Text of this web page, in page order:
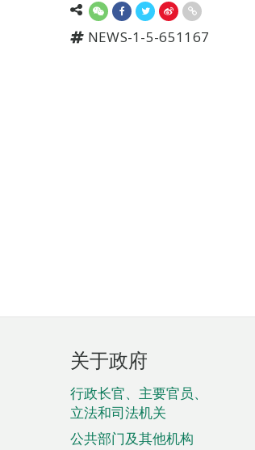
NEWS-1-5-651167
页
脚
菜
单
关于政府
行政长官、主要官员、
立法和司法机关
公共部门及其他机构